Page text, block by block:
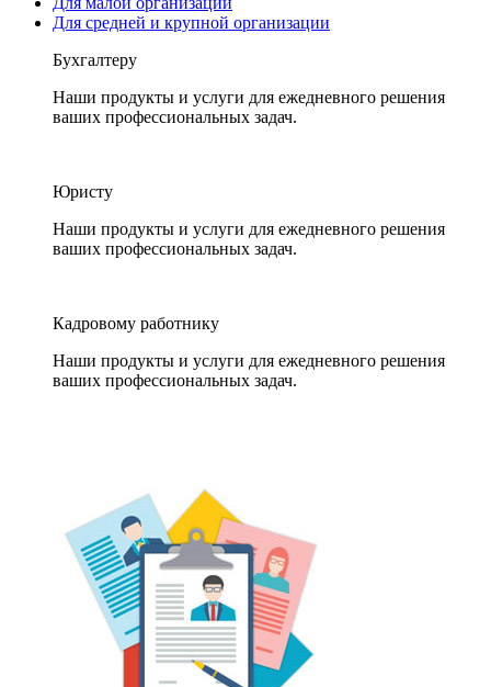
Для средней и крупной организации
Бухгалтеру
Наши продукты и услуги для ежедневного решения
ваших профессиональных задач.
Юристу
Наши продукты и услуги для ежедневного решения
ваших профессиональных задач.
Кадровому работнику
Наши продукты и услуги для ежедневного решения
ваших профессиональных задач.